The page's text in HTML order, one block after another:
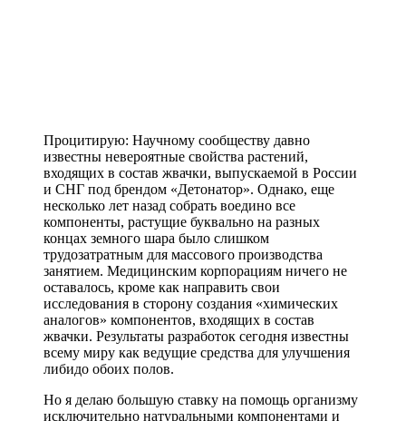
Процитирую: Научному сообществу давно
известны невероятные свойства растений,
входящих в состав жвачки, выпускаемой в России
и СНГ под брендом «Детонатор». Однако, еще
несколько лет назад собрать воедино все
компоненты, растущие буквально на разных
концах земного шара было слишком
трудозатратным для массового производства
занятием. Медицинским корпорациям ничего не
оставалось, кроме как направить свои
исследования в сторону создания «химических
аналогов» компонентов, входящих в состав
жвачки. Результаты разработок сегодня известны
всему миру как ведущие средства для улучшения
либидо обоих полов.
Но я делаю большую ставку на помощь организму
исключительно натуральными компонентами и